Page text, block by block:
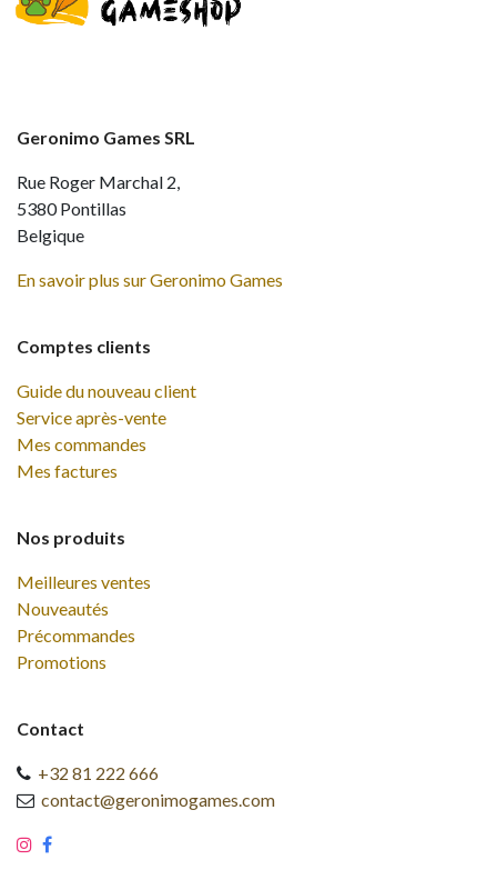
Comptes clients
Guide du nouveau client
Service après-vente
Mes commandes
Mes factures
Nos produits
Meilleures ventes
Nouveautés
Précommandes
Promotions
Contact
+32 81 222 666
contact@geronimogames.com
Geronimo Games SRL
Rue Roger Marchal 2,
5380 Pontillas
Belgique
En savoir plus sur Geronimo Games